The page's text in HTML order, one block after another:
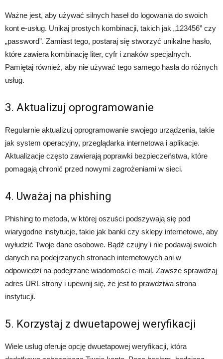
Ważne jest, aby używać silnych haseł do logowania do swoich
kont e-usług. Unikaj prostych kombinacji, takich jak „123456” czy
„password”. Zamiast tego, postaraj się stworzyć unikalne hasło,
które zawiera kombinację liter, cyfr i znaków specjalnych.
Pamiętaj również, aby nie używać tego samego hasła do różnych
usług.
3. Aktualizuj oprogramowanie
Regularnie aktualizuj oprogramowanie swojego urządzenia, takie
jak system operacyjny, przeglądarka internetowa i aplikacje.
Aktualizacje często zawierają poprawki bezpieczeństwa, które
pomagają chronić przed nowymi zagrożeniami w sieci.
4. Uważaj na phishing
Phishing to metoda, w której oszuści podszywają się pod
wiarygodne instytucje, takie jak banki czy sklepy internetowe, aby
wyłudzić Twoje dane osobowe. Bądź czujny i nie podawaj swoich
danych na podejrzanych stronach internetowych ani w
odpowiedzi na podejrzane wiadomości e-mail. Zawsze sprawdzaj
adres URL strony i upewnij się, że jest to prawdziwa strona
instytucji.
5. Korzystaj z dwuetapowej weryfikacji
Wiele usług oferuje opcję dwuetapowej weryfikacji, która